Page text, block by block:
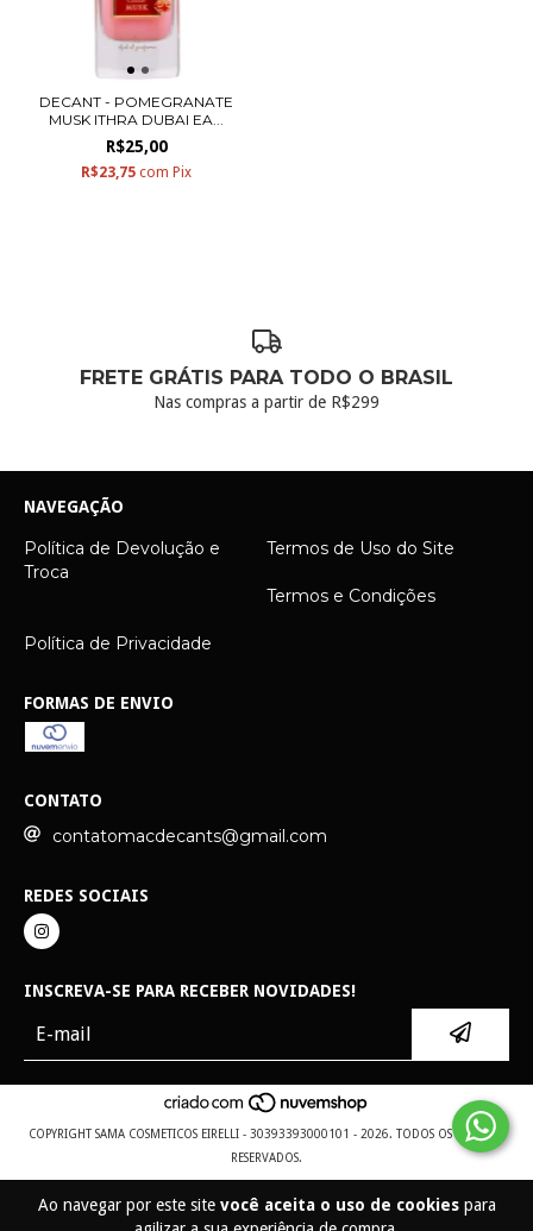
Ao navegar por este site você aceita o uso de cookiespara
DECANT - POMEGRANATE
MUSK ITHRA DUBAI EA...
R$25,00
R$23,75 com Pix
FRETE GRÁTIS PARA TODO O BRASIL
Nas compras a partir de R$299
NAVEGAÇÃO
Política de Devolução e
Troca
Termos de Uso do Site
Termos e Condições
Política de Privacidade
FORMAS DE ENVIO
CONTATO
contatomacdecants@gmail.com
REDES SOCIAIS
INSCREVA-SE PARA RECEBER NOVIDADES!
COPYRIGHT SAMA COSMETICOS EIRELLI - 30393393000101 - 2026. TODOS OS DIREITOS
RESERVADOS.